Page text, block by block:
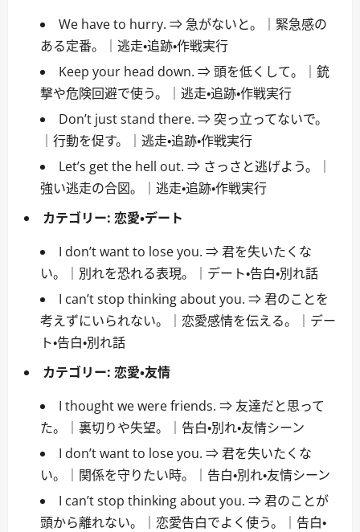
We have to hurry. ⇒ 急がないと。｜緊急感の
ある定番。｜逃走・追跡・作戦実行
Keep your head down. ⇒ 頭を低くして。｜銃
撃や危険回避で使う。｜逃走・追跡・作戦実行
Don’t just stand there. ⇒ 突っ立ってないで。
｜行動を促す。｜逃走・追跡・作戦実行
Let’s get the hell out. ⇒ さっさと逃げよう。｜
強い逃走の合図。｜逃走・追跡・作戦実行
カテゴリー: 恋愛・デート
I don’t want to lose you. ⇒ 君を失いたくな
い。｜別れを恐れる表現。｜デート・告白・別れ話
I can’t stop thinking about you. ⇒ 君のことを
考えずにいられない。｜恋愛感情を伝える。｜デー
ト・告白・別れ話
カテゴリー: 恋愛・友情
I thought we were friends. ⇒ 友達だと思って
た。｜裏切りや失望。｜告白・別れ・友情シーン
I don’t want to lose you. ⇒ 君を失いたくな
い。｜関係を守りたい時。｜告白・別れ・友情シーン
I can’t stop thinking about you. ⇒ 君のことが
頭から離れない。｜恋愛告白でよく使う。｜告白・